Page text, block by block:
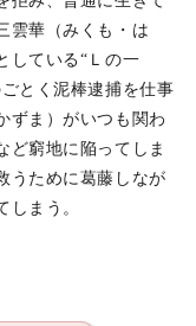
雲華（みくも・は
している“Ｌの一
とく泥棒逮捕を仕事
ずま）がいつも関わ
ど窮地に陥ってしま
うために葛藤しなが
しまう。